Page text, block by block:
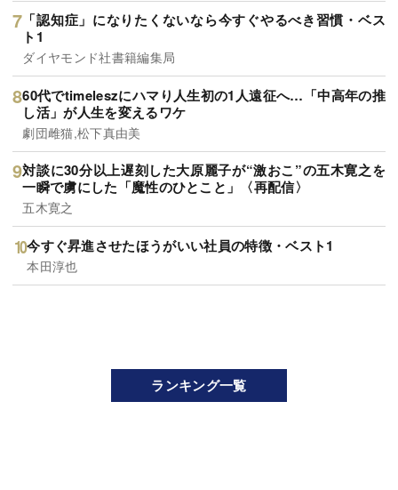
「認知症」になりたくないなら今すぐやるべき習慣・ベス
ト1
ダイヤモンド社書籍編集局
60代でtimeleszにハマり人生初の1人遠征へ…「中高年の推
し活」が人生を変えるワケ
劇団雌猫,松下真由美
対談に30分以上遅刻した大原麗子が“激おこ”の五木寛之を
一瞬で虜にした「魔性のひとこと」〈再配信〉
五木寛之
今すぐ昇進させたほうがいい社員の特徴・ベスト1
本田淳也
ランキング一覧